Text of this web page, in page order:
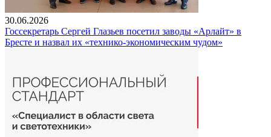
30.06.2026
Госсекретарь Сергей Глазьев посетил заводы «Арлайт» в
Бресте и назвал их «технико-экономическим чудом»